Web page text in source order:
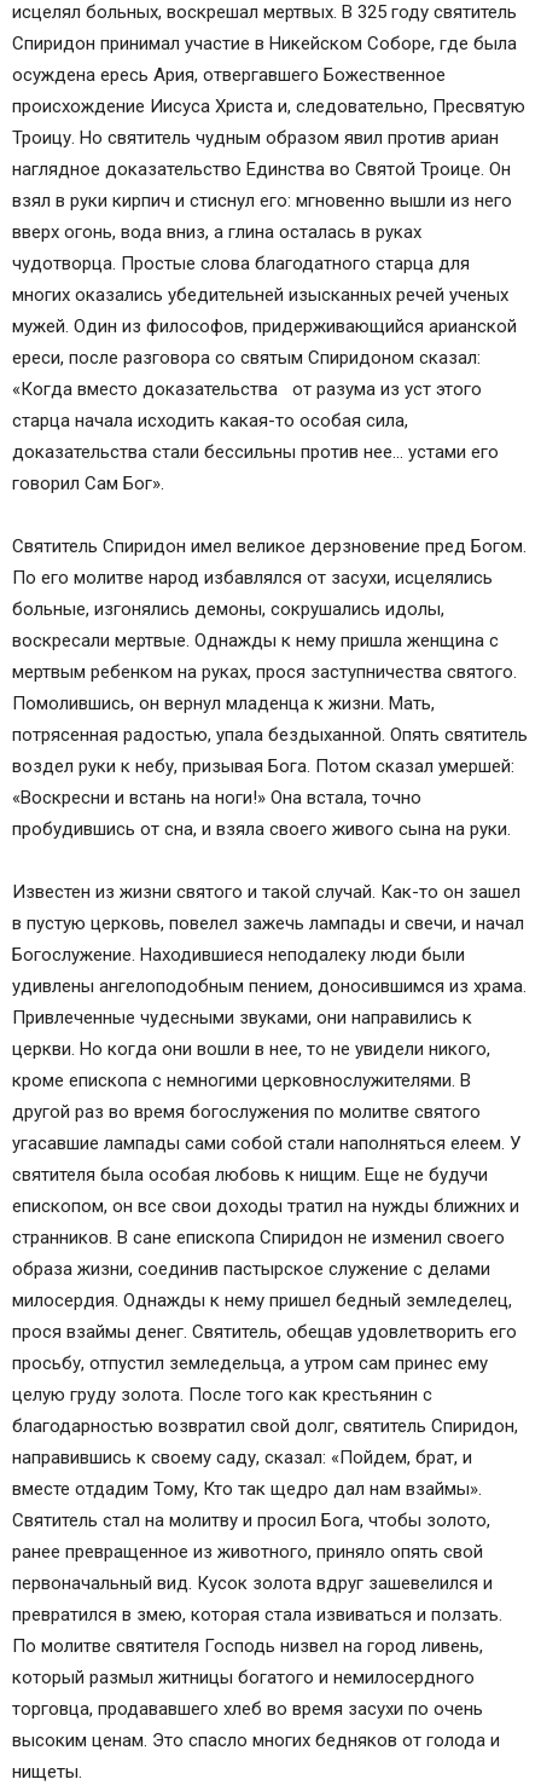
исцелял больных, воскрешал мертвых. В 325 году святитель
Спиридон принимал участие в Никейском Соборе, где была
осуждена ересь Ария, отвергавшего Божественное
происхождение Иисуса Христа и, следовательно, Пресвятую
Троицу. Но святитель чудным образом явил против ариан
наглядное доказательство Единства во Святой Троице. Он
взял в руки кирпич и стиснул его: мгновенно вышли из него
вверх огонь, вода вниз, а глина осталась в руках
чудотворца. Простые слова благодатного старца для
многих оказались убедительней изысканных речей ученых
мужей. Один из философов, придерживающийся арианской
ереси, после разговора со святым Спиридоном сказал:
«Когда вместо доказательства от разума из уст этого
старца начала исходить какая-то особая сила,
доказательства стали бессильны против нее… устами его
говорил Сам Бог».
Святитель Спиридон имел великое дерзновение пред Богом.
По его молитве народ избавлялся от засухи, исцелялись
больные, изгонялись демоны, сокрушались идолы,
воскресали мертвые. Однажды к нему пришла женщина с
мертвым ребенком на руках, прося заступничества святого.
Помолившись, он вернул младенца к жизни. Мать,
потрясенная радостью, упала бездыханной. Опять святитель
воздел руки к небу, призывая Бога. Потом сказал умершей:
«Воскресни и встань на ноги!» Она встала, точно
пробудившись от сна, и взяла своего живого сына на руки.
Известен из жизни святого и такой случай. Как-то он зашел
в пустую церковь, повелел зажечь лампады и свечи, и начал
Богослужение. Находившиеся неподалеку люди были
удивлены ангелоподобным пением, доносившимся из храма.
Привлеченные чудесными звуками, они направились к
церкви. Но когда они вошли в нее, то не увидели никого,
кроме епископа с немногими церковнослужителями. В
другой раз во время богослужения по молитве святого
угасавшие лампады сами собой стали наполняться елеем. У
святителя была особая любовь к нищим. Еще не будучи
епископом, он все свои доходы тратил на нужды ближних и
странников. В сане епископа Спиридон не изменил своего
образа жизни, соединив пастырское служение с делами
милосердия. Однажды к нему пришел бедный земледелец,
прося взаймы денег. Святитель, обещав удовлетворить его
просьбу, отпустил земледельца, а утром сам принес ему
целую груду золота. После того как крестьянин с
благодарностью возвратил свой долг, святитель Спиридон,
направившись к своему саду, сказал: «Пойдем, брат, и
вместе отдадим Тому, Кто так щедро дал нам взаймы».
Святитель стал на молитву и просил Бога, чтобы золото,
ранее превращенное из животного, приняло опять свой
первоначальный вид. Кусок золота вдруг зашевелился и
превратился в змею, которая стала извиваться и ползать.
По молитве святителя Господь низвел на город ливень,
который размыл житницы богатого и немилосердного
торговца, продававшего хлеб во время засухи по очень
высоким ценам. Это спасло многих бедняков от голода и
нищеты.